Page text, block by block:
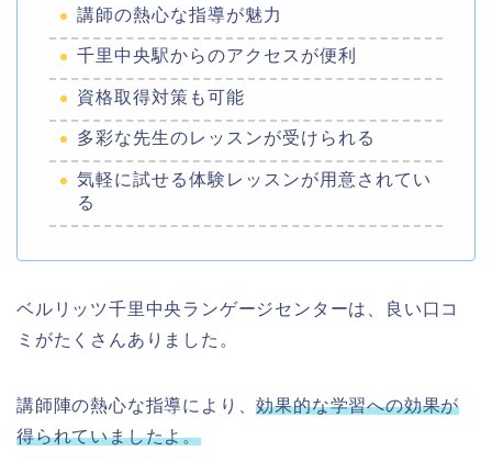
講師の熱心な指導が魅力
千里中央駅からのアクセスが便利
資格取得対策も可能
多彩な先生のレッスンが受けられる
気軽に試せる体験レッスンが用意されてい
る
ベルリッツ千里中央ランゲージセンターは、良い口コ
ミがたくさんありました。
講師陣の熱心な指導により、効果的な学習への効果が
得られていましたよ。